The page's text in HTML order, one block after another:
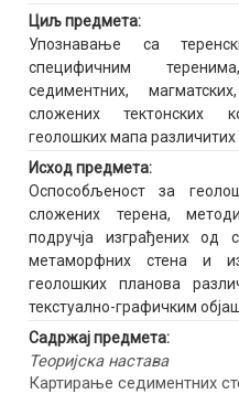
Циљ предмета:
Упознавање са
специфичним
седиментних,
сложених тектонских
геолошких мапа
Исход предмета:
Oспособљеност за
сложених терена,
подручја изграђених од
метаморфних стена и
геолошких планова
текстуално-графичким
Садржај предмета:
Теоријска настава
Картирање седиментних